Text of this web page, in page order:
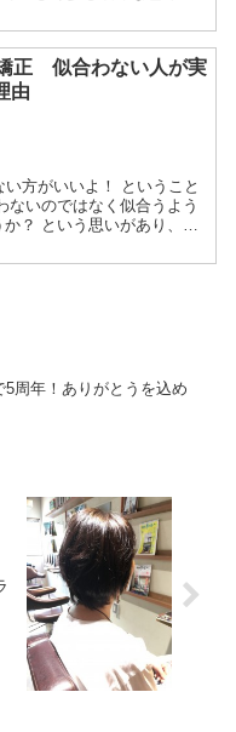
正 似合わない人が実
由
方がいいよ！ ということ
ないのではなく似合うよう
？ という思いがあり、こ
5周年！ありがとうを込め